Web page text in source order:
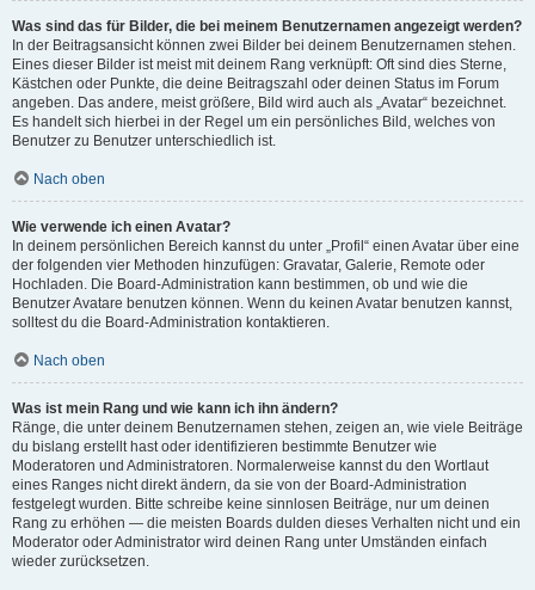
Was sind das für Bilder, die bei meinem Benutzernamen angezeigt werden?
In der Beitragsansicht können zwei Bilder bei deinem Benutzernamen stehen.
Eines dieser Bilder ist meist mit deinem Rang verknüpft: Oft sind dies Sterne,
Kästchen oder Punkte, die deine Beitragszahl oder deinen Status im Forum
angeben. Das andere, meist größere, Bild wird auch als „Avatar“ bezeichnet.
Es handelt sich hierbei in der Regel um ein persönliches Bild, welches von
Benutzer zu Benutzer unterschiedlich ist.
Nach oben
Wie verwende ich einen Avatar?
In deinem persönlichen Bereich kannst du unter „Profil“ einen Avatar über eine
der folgenden vier Methoden hinzufügen: Gravatar, Galerie, Remote oder
Hochladen. Die Board-Administration kann bestimmen, ob und wie die
Benutzer Avatare benutzen können. Wenn du keinen Avatar benutzen kannst,
solltest du die Board-Administration kontaktieren.
Nach oben
Was ist mein Rang und wie kann ich ihn ändern?
Ränge, die unter deinem Benutzernamen stehen, zeigen an, wie viele Beiträge
du bislang erstellt hast oder identifizieren bestimmte Benutzer wie
Moderatoren und Administratoren. Normalerweise kannst du den Wortlaut
eines Ranges nicht direkt ändern, da sie von der Board-Administration
festgelegt wurden. Bitte schreibe keine sinnlosen Beiträge, nur um deinen
Rang zu erhöhen — die meisten Boards dulden dieses Verhalten nicht und ein
Moderator oder Administrator wird deinen Rang unter Umständen einfach
wieder zurücksetzen.